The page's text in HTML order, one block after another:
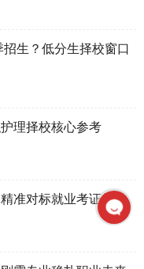
生？低分生择校窗口
理择校核心参考
准对标就业考证需求